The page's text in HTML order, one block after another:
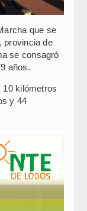
que se
provincia de
se consagró
años.
10 kilómetros
y 44